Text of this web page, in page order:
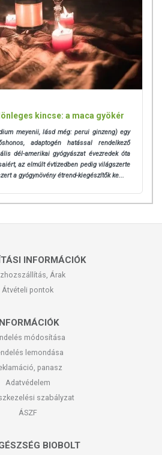
por, növényi kapszula, emulgeálószer
csomósodást gátló anyagok (szilícium-
adagban (2 kapszula):
Fermentált,
savtartalom) - 800 mg
csomagoláson feltüntetett időpontot.
helyen.
Egyesület
folyamatosan frissítjük, törekszünk arra,
friss, aktuális információkat a termékek
kincse: a maca gyökér
meyenii, lásd még: perui ginzeng) egy
adaptogén hatással rendelkező
dél-amerikai gyógyászat évezredek óta
az elmúlt évtizedben pedig világszerte
a gyógynövény étrend-kiegészítők ke...
INFORMÁCIÓK
Árak
Átvételi pontok
INFORMÁCIÓK
módosítása
lemondása
panasz
Adatvédelem
szabályzat
ÁSZF
BIOBOLT